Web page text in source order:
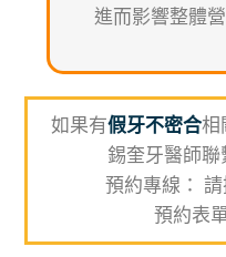
進而影響整體
如果有假牙不密合相
錫奎牙醫師
預約專線：
預約表